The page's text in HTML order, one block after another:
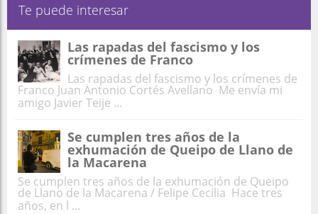
Te puede interesar
Las rapadas del fascismo y los
crímenes de Franco
Las rapadas del fascismo y los crímenes de
Franco Juan Antonio Cortés Avellano Me envía mi
amigo Javier Teije ...
Se cumplen tres años de la
exhumación de Queipo de Llano de
la Macarena
Se cumplen tres años de la exhumación de Queipo
de Llano de la Macarena / Felipe Cecilia Hace tres
años, en l ...